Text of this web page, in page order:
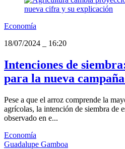
Economía
18/07/2024
16:20
Intenciones de
para la nueva
Pese a que el arroz comprende la
agrícolas, la intención de siembra de
observado en e...
Economía
Guadalupe Gamboa